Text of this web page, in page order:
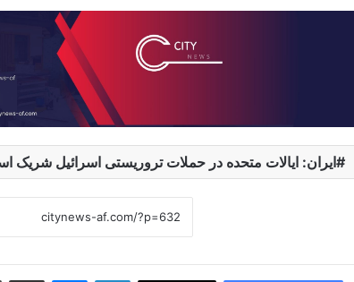
ایران: ایالات متحده در حملات تروریستی اسرائیل شریک